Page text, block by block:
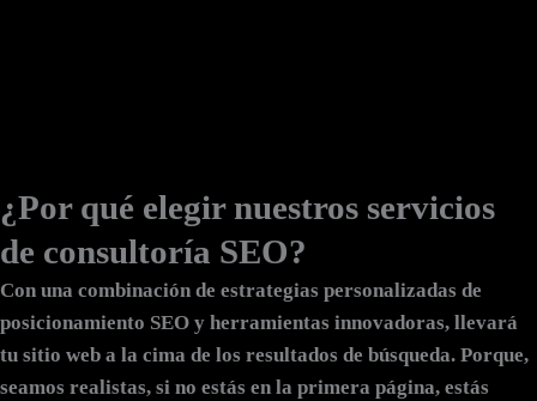
¿Por qué elegir nuestros servicios
de consultoría SEO?
Con una combinación de estrategias personalizadas de
posicionamiento SEO y herramientas innovadoras, llevará
tu sitio web a la cima de los resultados de búsqueda. Porque,
seamos realistas, si no estás en la primera página, estás